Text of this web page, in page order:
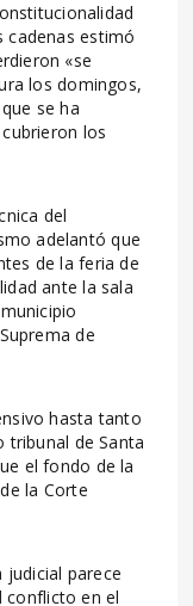
cadenas estimó
«se
los domingos,
se ha
los
del
adelantó que
de la feria de
ante la sala
de
hasta tanto
tribunal de Santa
el fondo de la
la Corte
judicial parece
conflicto en el